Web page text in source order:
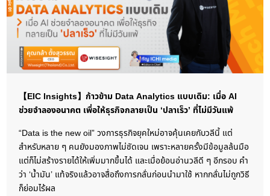
【EIC Insights】ก้าวข้าม Data Analytics แบบเดิม: เมื่อ AI
ช่วยจำลองอนาคต เพื่อให้ธุรกิจกลายเป็น ‘ปลาเร็ว’ ที่ไม่มีวันแพ้
“Data is the new oil” วงการธุรกิจยุคใหม่อาจคุ้นเคยกับวลีนี้ แต่
สำหรับหลาย ๆ คนยังมองภาพไม่ชัดเจน เพราะหลายครั้งมีข้อมูลล้นมือ
แต่ก็ไม่สร้างรายได้ให้เพิ่มมากขึ้นได้ และเมื่อย้อนอ่านวลีดี ๆ อีกรอบ คำ
ว่า ‘น้ำมัน’ แท้จริงแล้วอาจสื่อถึงการกลั่นก่อนนำมาใช้ หากกลั่นไม่ถูกวิธี
ก็ย่อมไร้ผล